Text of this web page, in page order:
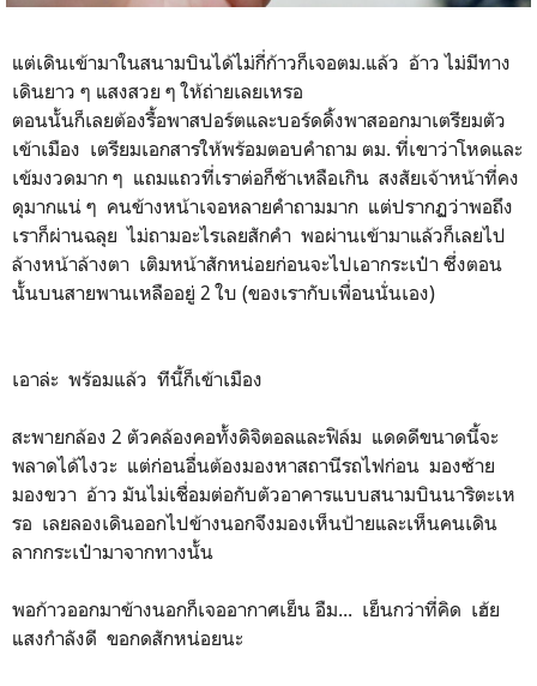
แต่เดินเข้ามาในสนามบินได้ไม่กี่ก้าวก็เจอตม.แล้ว อ้าว ไม่มีทาง
เดินยาว ๆ แสงสวย ๆ ให้ถ่ายเลยเหรอ
ตอนนั้นก็เลยต้องรื้อพาสปอร์ตและบอร์ดดิ้งพาสออกมาเตรียมตัว
เข้าเมือง เตรียมเอกสารให้พร้อมตอบคำถาม ตม. ที่เขาว่าโหดและ
เข้มงวดมาก ๆ แถมแถวที่เราต่อก็ช้าเหลือเกิน สงสัยเจ้าหน้าที่คง
ดุมากแน่ ๆ คนข้างหน้าเจอหลายคำถามมาก แต่ปรากฏว่าพอถึง
เราก็ผ่านฉลุย ไม่ถามอะไรเลยสักคำ พอผ่านเข้ามาแล้วก็เลยไป
ล้างหน้าล้างตา เติมหน้าสักหน่อยก่อนจะไปเอากระเป๋า ซึ่งตอน
นั้นบนสายพานเหลืออยู่ 2 ใบ (ของเรากับเพื่อนนั่นเอง)
เอาล่ะ พร้อมแล้ว ทีนี้ก็เข้าเมือง
สะพายกล้อง 2 ตัวคล้องคอทั้งดิจิตอลและฟิล์ม แดดดีขนาดนี้จะ
พลาดได้ไงวะ แต่ก่อนอื่นต้องมองหาสถานีรถไฟก่อน มองซ้าย
มองขวา อ้าว มันไม่เชื่อมต่อกับตัวอาคารแบบสนามบินนาริตะเห
รอ เลยลองเดินออกไปข้างนอกจึงมองเห็นป้ายและเห็นคนเดิน
ลากกระเป๋ามาจากทางนั้น
พอก้าวออกมาข้างนอกก็เจออากาศเย็น อืม... เย็นกว่าที่คิด เฮ้ย
แสงกำลังดี ขอกดสักหน่อยนะ